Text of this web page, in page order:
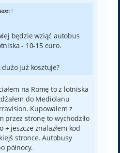
↑
będzie wziąć autobus
- 10-15 euro.
już kosztuje?
na Romę to z lotniska
do Mediolanu
Kupowałem z
przez stronę to wychodziło
+ jeszcze znalazłem kod
stronce. Autobusy
północy.